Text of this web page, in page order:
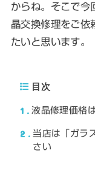
からね。そこで
晶交換修理をご依
たいと思います。
目次
1 液晶修理価格
2
当店は「ガラ
さい